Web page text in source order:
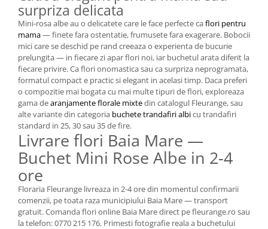
surpriza delicata
Mini-rosa albe au o delicatete care le face perfecte caflori pentru
mama— finete fara ostentatie, frumusete fara exagerare. Bobocii
mici care se deschid pe rand creeaza o experienta de bucurie
prelungita — in fiecare zi apar flori noi, iar buchetul arata diferit la
fiecare privire. Ca flori onomastica sau ca surpriza neprogramata,
formatul compact e practic si elegant in acelasi timp. Daca preferi
o compozitie mai bogata cu mai multe tipuri de flori, exploreaza
gama dearanjamente florale mixtedin catalogul Fleurange, sau
alte variante din categoria buchete trandafiri albicu trandafiri
standard in 25, 30 sau 35 de fire.
Livrare flori Baia Mare —
Buchet Mini Rose Albe in 2-4
ore
Floraria Fleurange livreaza in 2-4 ore din momentul confirmarii
comenzii, pe toata raza municipiului Baia Mare — transport
gratuit. Comanda flori online Baia Mare direct pe fleurange.ro sau
la telefon: 0770 215 176. Primesti fotografie reala a buchetului